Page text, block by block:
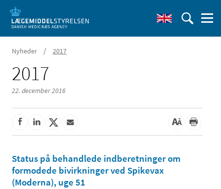
Nyheder / 2017
2017
22. december 2016
Status på behandlede indberetninger om
formodede bivirkninger ved Spikevax
(Moderna), uge 51